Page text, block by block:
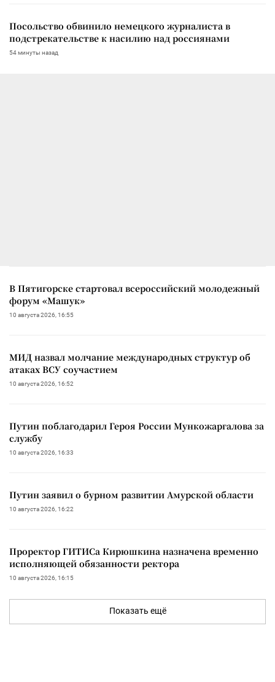
Посольство обвинило немецкого журналиста в
подстрекательстве к насилию над россиянами
54 минуты назад
В Пятигорске стартовал всероссийский молодежный
форум «Машук»
10 августа 2026, 16:55
МИД назвал молчание международных структур об
атаках ВСУ соучастием
10 августа 2026, 16:52
Путин поблагодарил Героя России Мункожаргалова за
службу
10 августа 2026, 16:33
Путин заявил о бурном развитии Амурской области
10 августа 2026, 16:22
Проректор ГИТИСа Кирюшкина назначена временно
исполняющей обязанности ректора
10 августа 2026, 16:15
Показать ещё